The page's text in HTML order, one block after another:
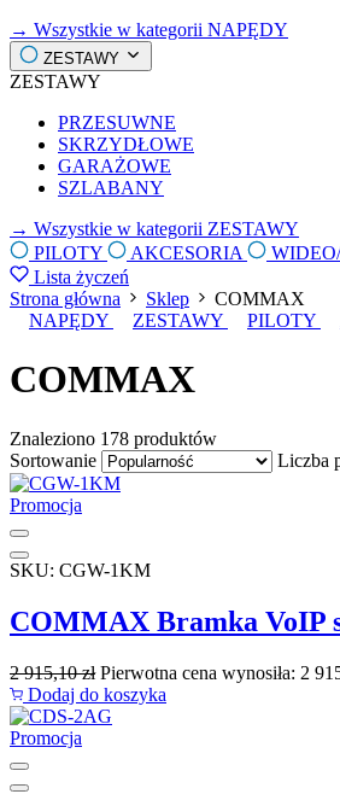
→ Wszystkie w kategorii NAPĘDY
ZESTAWY
ZESTAWY
PRZESUWNE
SKRZYDŁOWE
GARAŻOWE
SZLABANY
→ Wszystkie w kategorii ZESTAWY
PILOTY
AKCESORIA
Lista życzeń
Strona główna
Sklep
COMMAX
NAPĘDY
ZESTAWY PILOTY
COMMAX
Znaleziono 178 produktów
Sortowanie
Liczba
Promocja
SKU: CGW-1KM
COMMAX Bramka VoIP
2 915,10zł Pierwotna cena wynosiła: 2
Dodaj do koszyka
Promocja